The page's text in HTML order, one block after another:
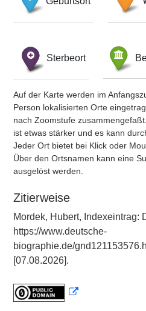
Sterbeort
Auf der Karte werden im
Person lokalisierten Orte
nach Zoomstufe
ist etwas stärker und es kann
Jeder Ort bietet bei Klick oder
Über den Ortsnamen kann eine
ausgelöst werden.
Zitierweise
Mordek, Hubert, Indexeintrag:
https://www.deutsche-
biographie.de/
[07.08.2026].